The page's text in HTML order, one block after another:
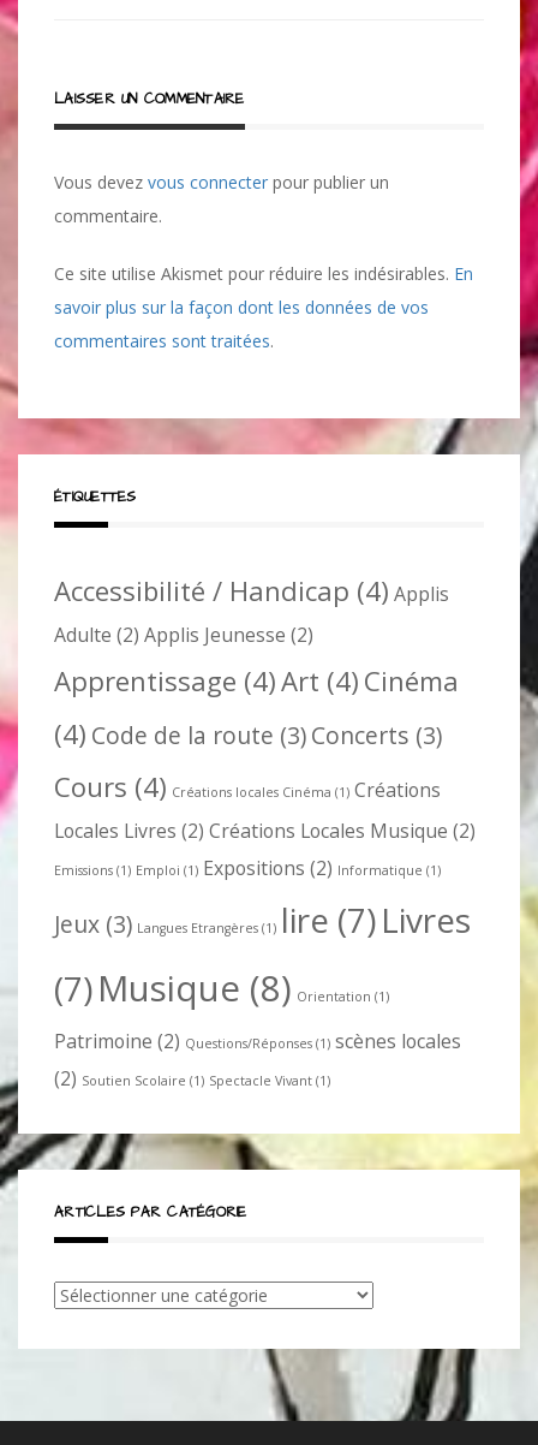
LAISSER UN COMMENTAIRE
Vous devez vous connecter pour publier un
commentaire.
Ce site utilise Akismet pour réduire les indésirables. En
savoir plus sur la façon dont les données de vos
commentaires sont traitées.
ÉTIQUETTES
Accessibilité / Handicap (4) Applis
Adulte (2) Applis Jeunesse (2)
Apprentissage (4)Art (4) Cinéma
(4) Code de la route (3)Concerts (3)
Cours (4) Créations locales Cinéma (1) Créations
Locales Livres (2) Créations Locales Musique (2)
Emissions (1) Emploi (1) Expositions (2) Informatique (1)
Jeux (3) Langues Etrangères (1) lire (7)Livres
(7)Musique (8) Orientation (1)
Patrimoine (2) Questions/Réponses (1) scènes locales
(2) Soutien Scolaire (1) Spectacle Vivant (1)
ARTICLES PAR CATÉGORIE
Articles